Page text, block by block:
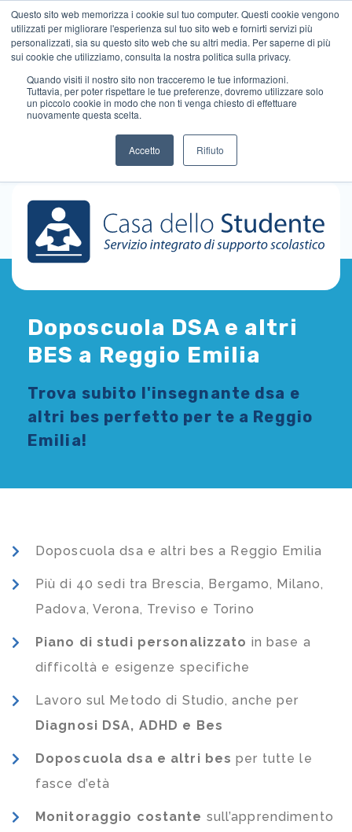
Questo sito web memorizza i cookie sul tuo computer. Questi cookie vengono
utilizzati per migliorare l'esperienza sul tuo sito web e fornirti servizi più
personalizzati, sia su questo sito web che su altri media. Per saperne di più
sui cookie che utilizziamo, consulta la nostra politica sulla privacy.
Quando visiti il ​​nostro sito non tracceremo le tue informazioni.
Tuttavia, per poter rispettare le tue preferenze, dovremo utilizzare solo
un piccolo cookie in modo che non ti venga chiesto di effettuare
nuovamente questa scelta.
Accetto Rifiuto
Doposcuola DSA e altri
BES a Reggio Emilia
Trova subito l'insegnante dsa e
altri bes perfetto per te a Reggio
Emilia!
Doposcuola dsa e altri bes a Reggio Emilia
Più di 40 sedi tra Brescia, Bergamo, Milano,
Padova, Verona, Treviso e Torino
Piano di studi personalizzato in base a
difficoltà e esigenze specifiche
Lavoro sul Metodo di Studio, anche per
Diagnosi DSA, ADHD e Bes
Doposcuola dsa e altri bes per tutte le
fasce d’età
Monitoraggio costante sull’apprendimento